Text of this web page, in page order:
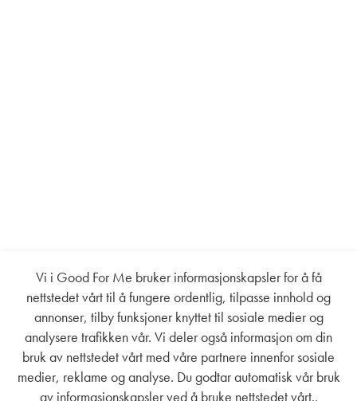
Vi i Good For Me bruker informasjonskapsler for å få
nettstedet vårt til å fungere ordentlig, tilpasse innhold og
annonser, tilby funksjoner knyttet til sosiale medier og
analysere trafikken vår. Vi deler også informasjon om din
bruk av nettstedet vårt med våre partnere innenfor sosiale
medier, reklame og analyse. Du godtar automatisk vår bruk
av informasjonskapsler ved å bruke nettstedet vårt..